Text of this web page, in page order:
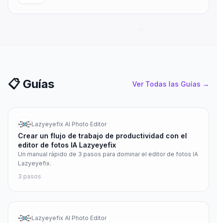
📋 Guías Ver Todas las Guías →
Lazyeyefix AI Photo Editor
Crear un flujo de trabajo de productividad con el
editor de fotos IA Lazyeyefix
Un manual rápido de 3 pasos para dominar el editor de fotos IA
Lazyeyefix.
3 pasos
Lazyeyefix AI Photo Editor